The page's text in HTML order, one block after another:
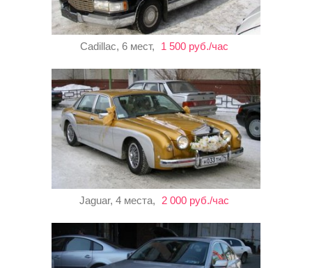
Cadillac, 6 мест, 1 500 руб./час
Jaguar, 4 места, 2 000 руб./час